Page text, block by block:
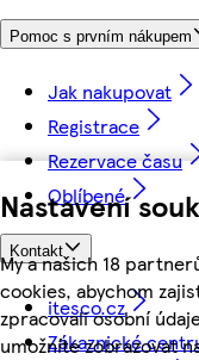
Nastavení
My a našich 18
cookies, abychom
zpracovali osobní
umožníte zobrazovat
Pomoc s prvním nákupem
Jak nakupovat
Registrace
Rezervace času
Oblíbené
Kontakt
itesco.cz
Zákaznické